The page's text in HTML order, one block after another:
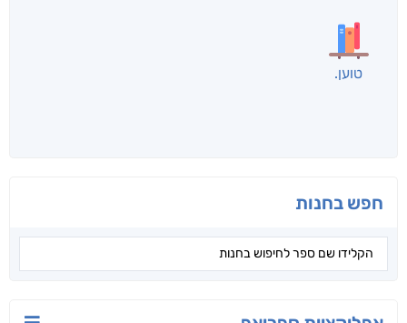
אנשים שקראו את זה